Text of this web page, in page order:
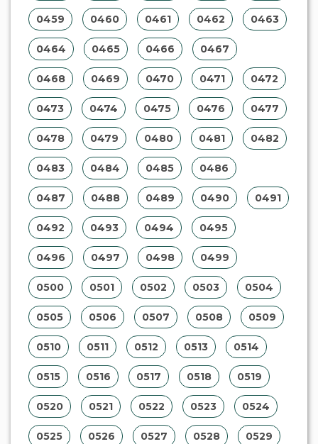
0459 0460 0461 0462 0463
0464 0465 0466 0467
0468 0469 0470 0471 0472
0473 0474 0475 0476 0477
0478 0479 0480 0481 0482
0483 0484 0485 0486
0487 0488 0489 0490 0491
0492 0493 0494 0495
0496 0497 0498 0499
0500 0501 0502 0503 0504
0505 0506 0507 0508 0509
0510 0511 0512 0513 0514
0515 0516 0517 0518 0519
0520 0521 0522 0523 0524
0525 0526 0527 0528 0529